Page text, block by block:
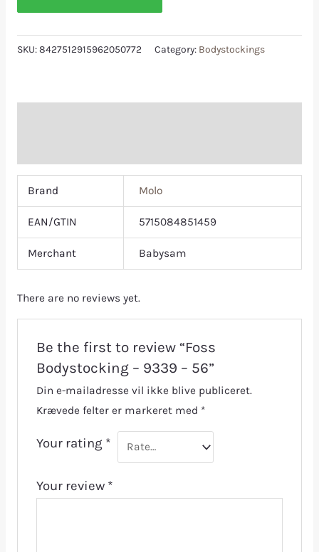
SKU:8427512915962050772 Category: Bodystockings
Brand Molo
EAN/GTIN 5715084851459
Merchant Babysam
There are no reviews yet.
Be the first to review “Foss
Bodystocking – 9339 – 56”
Din e-mailadresse vil ikke blive publiceret.
Krævede felter er markeret med *
Your rating *
Your review *